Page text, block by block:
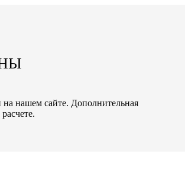
на нашем сайте. Дополнительная